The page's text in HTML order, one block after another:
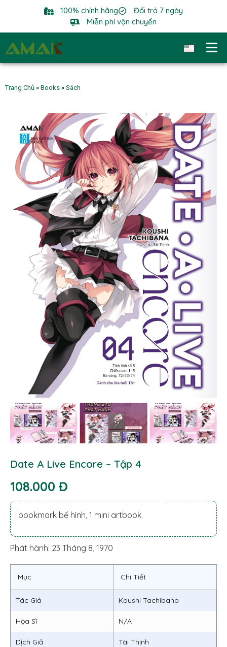
100% chính hãng
Đổi trả 7 ngày
Miễn phí vận chuyển
Trang Chủ » Books » Sách
Date A Live Encore – Tập 4
108.000 Đ
bookmark bế hình, 1 mini artbook.
Phát hành: 23 Tháng 8, 1970
Mục Chi Tiết
Tác Giả Koushi Tachibana
Họa Sĩ N/A
Dịch Giả Tài Thịnh